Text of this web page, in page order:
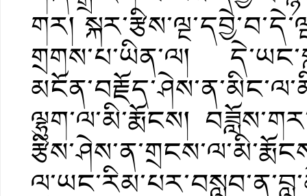
གར།
གྲགས་པ་ཡིན་ལ།
ལྷུག་ལ་མི་རྨོངས།